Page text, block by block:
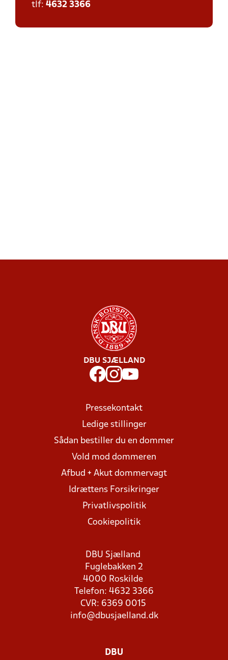
tlf: 4632 3366
DBU SJÆLLAND
Pressekontakt
Ledige stillinger
Sådan bestiller du en dommer
Vold mod dommeren
Afbud + Akut dommervagt
Idrættens Forsikringer
Privatlivspolitik
Cookiepolitik
DBU Sjælland
Fuglebakken 2
4000 Roskilde
Telefon: 4632 3366
CVR: 6369 0015
info@dbusjaelland.dk
DBU